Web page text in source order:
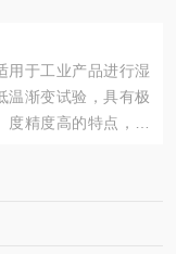
用于工业产品进行湿
温渐变试验，具有极
精度高的特点，步